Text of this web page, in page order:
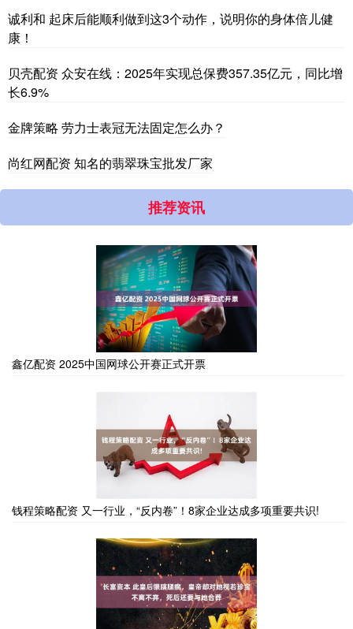
诚利和 起床后能顺利做到这3个动作，说明你的身体倍儿健
康！
贝壳配资 众安在线：2025年实现总保费357.35亿元，同比增
长6.9%
金牌策略 劳力士表冠无法固定怎么办？
尚红网配资 知名的翡翠珠宝批发厂家
推荐资讯
鑫亿配资 2025中国网球公开赛正式开票
钱程策略配资 又一行业，“反内卷”！8家企业达成多项重要共识!